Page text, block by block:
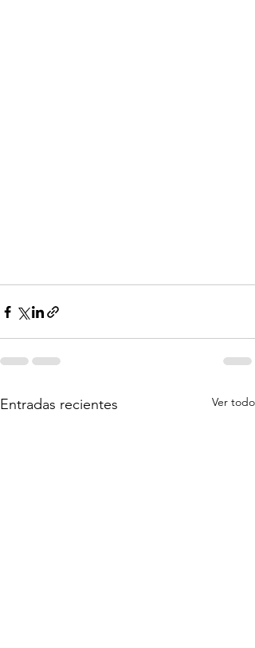
Entradas recientes Ver todo